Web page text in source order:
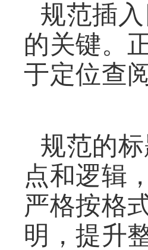
规范插
的关键。
于定位查
规范的
点和逻辑
严格按格
明，提升